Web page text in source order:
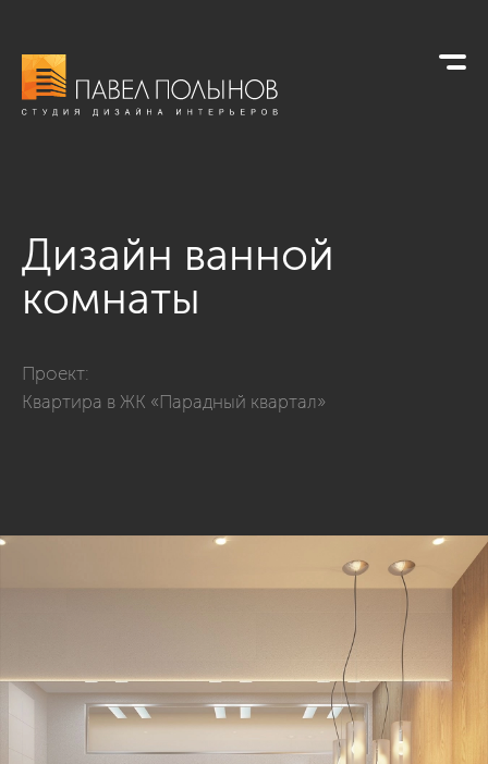
Дизайн ванной
комнаты
Проект:
Квартира в ЖК «Парадный квартал»